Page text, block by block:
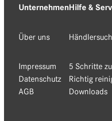
Unternehmen
Über uns
Impressum
Datenschutz
AGB
Hilfe &
5 Schritte
Richtig
Downloads